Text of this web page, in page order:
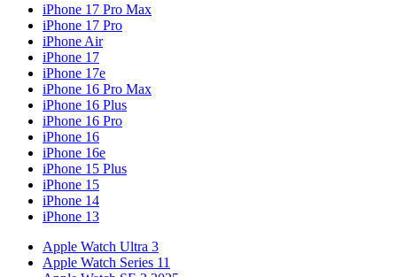
iPhone 17 Pro Max
iPhone 17 Pro
iPhone Air
iPhone 17
iPhone 17e
iPhone 16 Pro Max
iPhone 16 Plus
iPhone 16 Pro
iPhone 16
iPhone 16e
iPhone 15 Plus
iPhone 15
iPhone 14
iPhone 13
Apple Watch Ultra 3
Apple Watch Series 11